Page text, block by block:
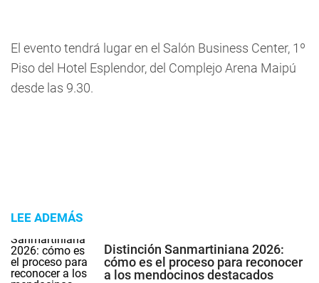
El evento tendrá lugar en el Salón Business Center, 1º
Piso del Hotel Esplendor, del Complejo Arena Maipú
desde las 9.30.
LEE ADEMÁS
Distinción Sanmartiniana 2026:
cómo es el proceso para reconocer
a los mendocinos destacados